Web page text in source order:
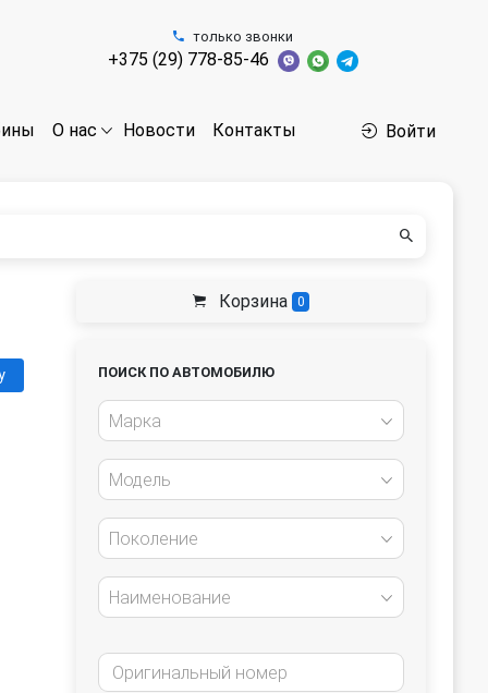
только звонки
+375 (29) 778-85-46
О нас Новости Контакты Войти
Корзина 0
ПОИСК ПО АВТОМОБИЛЮ
Марка
Модель
Поколение
Наименование